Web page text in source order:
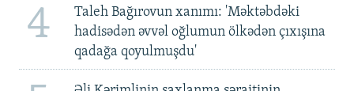
4
Taleh Bağırovun xanımı: 'Məktəbdəki
hadisədən əvvəl oğlumun ölkədən çıxışına
qadağa qoyulmuşdu'